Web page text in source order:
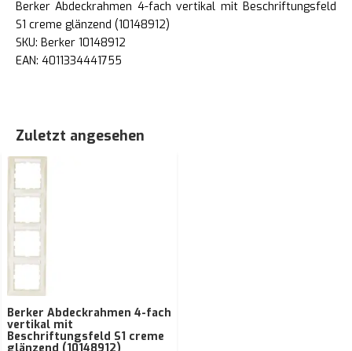
Berker Abdeckrahmen 4-fach vertikal mit Beschriftungsfeld
S1 creme glänzend (10148912)
SKU: Berker 10148912
EAN: 4011334441755
Zuletzt angesehen
Berker Abdeckrahmen 4-fach
vertikal mit
Beschriftungsfeld S1 creme